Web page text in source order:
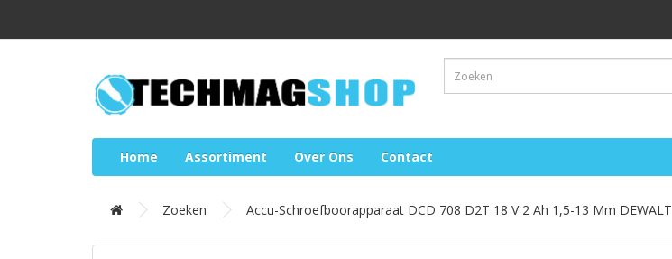
Home Assortiment Over Ons Contact
Zoeken Accu-Schroefboorapparaat DCD 708 D2T 18 V 2 Ah 1,5-13 Mm DEWALT